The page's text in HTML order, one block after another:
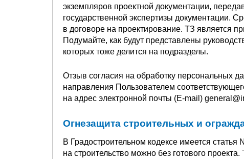
экземпляров проектной документации,
государственной экспертизы документации.
в договоре на проектирование. ТЗ является
Подумайте, как будут представлены
которых тоже делится на подразделы.
Отзыв согласия на обработку персональных
направления Пользователем
на адрес электронной почты (E-mail)
Огнезащита строительных и
В Градостроительном кодексе имеется
на строительство можно без готового